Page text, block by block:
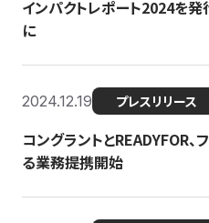
インパクトレポート2024を
に
2024.12.19 プレスリリース
コングラントとREADYFOR
る業務提携開始